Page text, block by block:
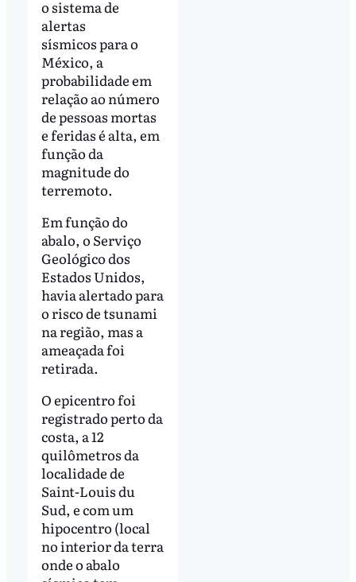
o sistema de
alertas
sísmicos para o
México, a
probabilidade em
relação ao número
de pessoas mortas
e feridas é alta, em
função da
magnitude do
terremoto.
Em função do
abalo, o Serviço
Geológico dos
Estados Unidos,
havia alertado para
o risco de tsunami
na região, mas a
ameaçada foi
retirada.
O epicentro foi
registrado perto da
costa, a 12
quilômetros da
localidade de
Saint-Louis du
Sud, e com um
hipocentro (local
no interior da terra
onde o abalo